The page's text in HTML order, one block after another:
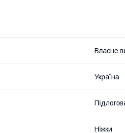
Власне
Україна
Ніжки